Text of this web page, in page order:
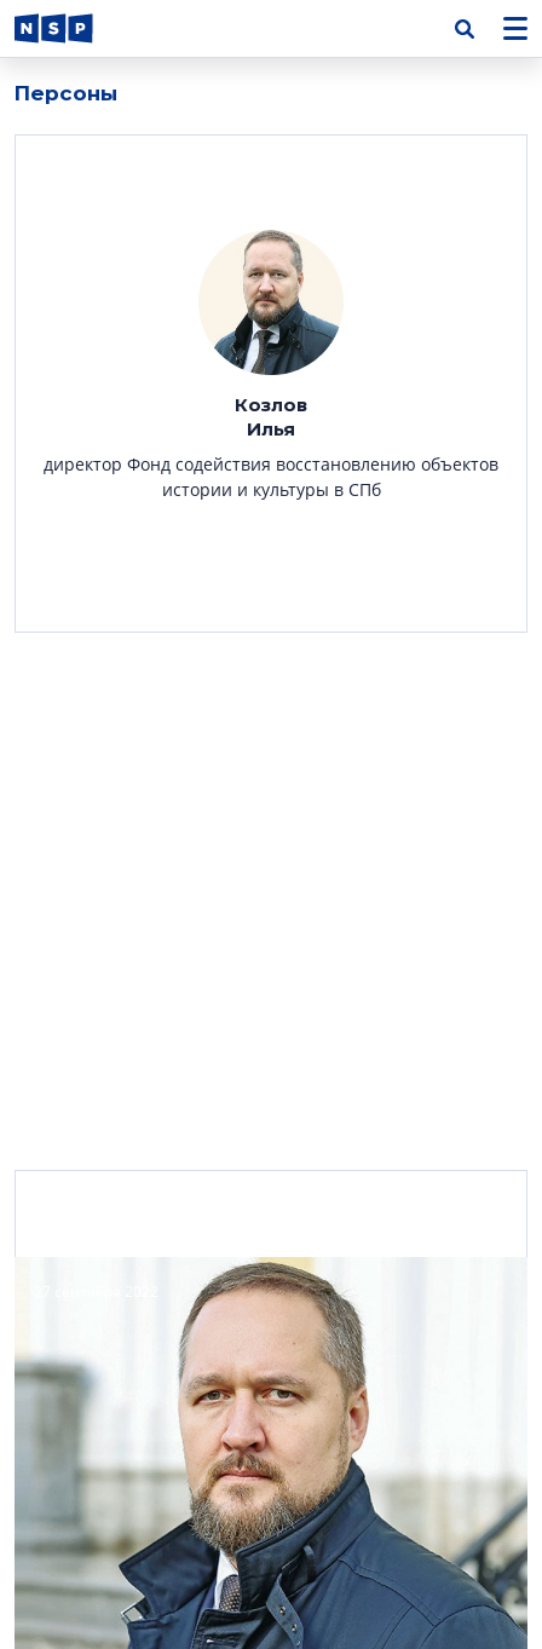
Персоны
Козлов
Илья
директор Фонд содействия восстановлению объектов
истории и культуры в СПб
Фонд содействия восстановлению
объектов истории и культуры в СПб
+7 (931) 342-10-02
kultfond.com
Ассоциации, Союзы, Некоммерческие партнёрства